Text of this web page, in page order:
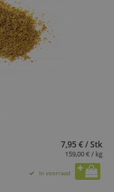
7,95 € / Stk
159,00 € / kg
In voorraad